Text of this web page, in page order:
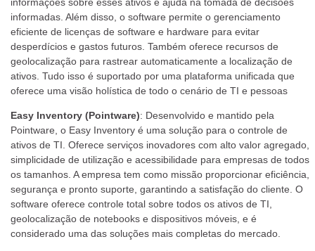
informadas. Além disso, o software permite o gerenciamento
eficiente de licenças de software e hardware para evitar
desperdícios e gastos futuros. Também oferece recursos de
geolocalização para rastrear automaticamente a localização de
ativos. Tudo isso é suportado por uma plataforma unificada que
oferece uma visão holística de todo o cenário de TI e pessoas​
Easy Inventory (Pointware): Desenvolvido e mantido pela
Pointware, o Easy Inventory é uma solução para o controle de
ativos de TI. Oferece serviços inovadores com alto valor agregado,
simplicidade de utilização e acessibilidade para empresas de todos
os tamanhos. A empresa tem como missão proporcionar eficiência,
segurança e pronto suporte, garantindo a satisfação do cliente. O
software oferece controle total sobre todos os ativos de TI,
geolocalização de notebooks e dispositivos móveis, e é
considerado uma das soluções mais completas do mercado​.